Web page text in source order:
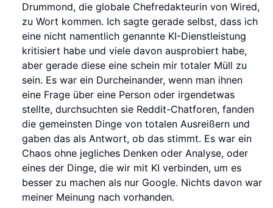
Drummond, die globale Chefredakteurin von Wired,
zu Wort kommen. Ich sagte gerade selbst, dass ich
eine nicht namentlich genannte KI-Dienstleistung
kritisiert habe und viele davon ausprobiert habe,
aber gerade diese eine schein mir totaler Müll zu
sein. Es war ein Durcheinander, wenn man ihnen
eine Frage über eine Person oder irgendetwas
stellte, durchsuchten sie Reddit-Chatforen, fanden
die gemeinsten Dinge von totalen Ausreißern und
gaben das als Antwort, ob das stimmt. Es war ein
Chaos ohne jegliches Denken oder Analyse, oder
eines der Dinge, die wir mit KI verbinden, um es
besser zu machen als nur Google. Nichts davon war
meiner Meinung nach vorhanden.